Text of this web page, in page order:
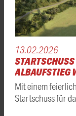
13.02.2026
ALBAUFSTIEG
Mit einem
Startschuss für